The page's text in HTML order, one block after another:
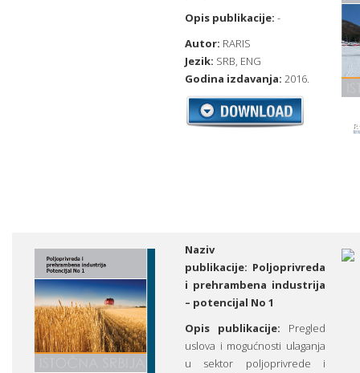
Opis publikacije: -
Autor: RARIS
Jezik: SRB, ENG
Godina izdavanja: 2016.
Naziv
publikacije: Poljoprivreda
i prehrambena industrija
– potencijal No 1
Opis publikacije: Pregled
uslova i mogućnosti ulaganja
u sektor poljoprivrede i